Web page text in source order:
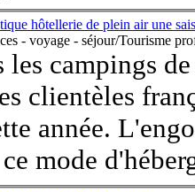
hôtellerie de plein air une
- voyage - séjour/Tourisme
les campings
clientèles
de la clientèle
mode